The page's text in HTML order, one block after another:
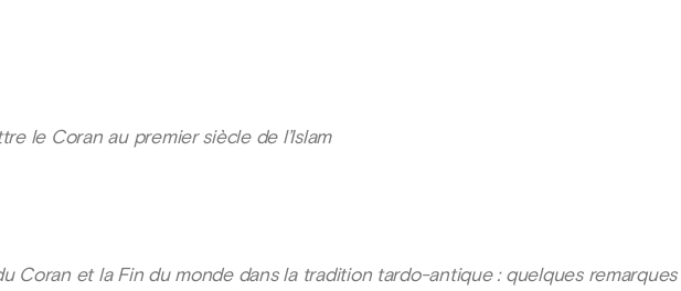
le Coran au premier siècle de l’Islam
Coran et la Fin du monde dans la tradition tardo-antique : quelques remarques